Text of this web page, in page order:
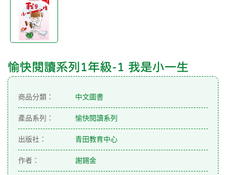
愉快閱讀系列1年級-1 我是小一生
商品分類： 中文圖書
產品系列： 愉快閱讀系列
出版社： 青田教育中心
作者： 謝錫金